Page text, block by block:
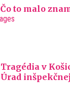
Čo to malo
Tragédia v
Úrad